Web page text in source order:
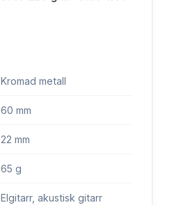
Kromad metall
60 mm
22 mm
65 g
Elgitarr, akustisk gitarr